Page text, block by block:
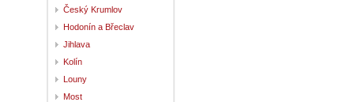
Český Krumlov
Hodonín a Břeclav
Jihlava
Kolín
Louny
Most